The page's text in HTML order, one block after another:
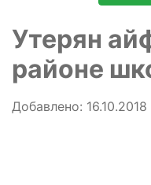
Утерян
районе
Добавлено: 16.10.2018